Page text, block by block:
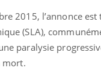
2015, l’annonce
(SLA),
paralysie
mort.
des Mains :
Youtube
...